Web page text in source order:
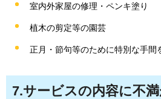
室内外家屋の修理・ペンキ塗り
植木の剪定等の園芸
正月・節句等のために特別な手間
7.サービスの内容に不